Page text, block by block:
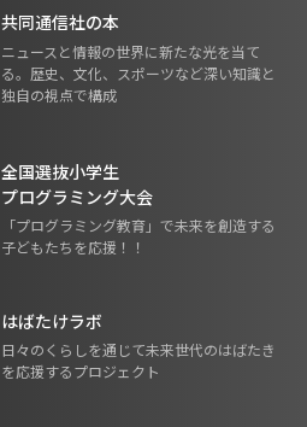
共同通信社の本
ニュースと情報の世界に新たな光を当て
る。歴史、文化、スポーツなど深い知識と
独自の視点で構成
全国選抜小学生
プログラミング大会
「プログラミング教育」で未来を創造する
子どもたちを応援！！
はばたけラボ
日々のくらしを通じて未来世代のはばたき
を応援するプロジェクト